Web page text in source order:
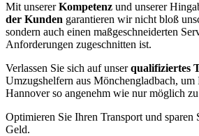
Mit unsererKompetenz und unserer
der Kunden garantieren wir nicht bloß
sondern auch einen maßgeschneiderten
Anforderungen zugeschnitten ist.
Verlassen Sie sich auf unserqualifiziertes
Umzugshelfern aus Mönchengladbach, um
Hannover so angenehm wie nur möglich zu
Optimieren Sie Ihren Transport und sparen
Geld.